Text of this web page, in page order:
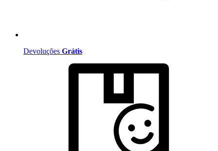
Devoluções Grátis